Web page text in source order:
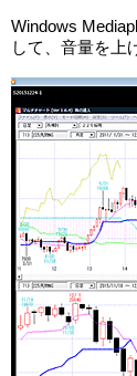
Windows
して、音量を上